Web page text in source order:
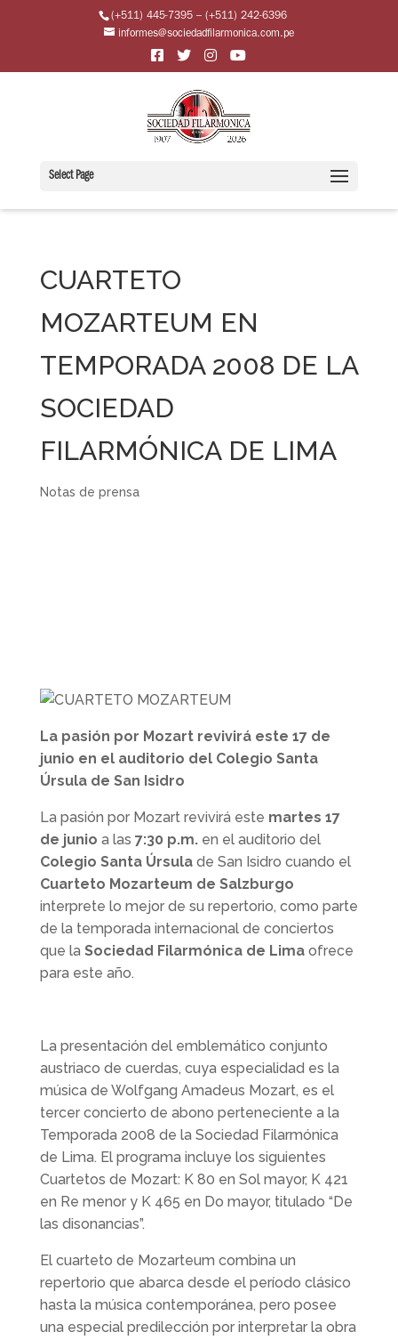
(+511) 445-7395 – (+511) 242-6396
informes@sociedadfilarmonica.com.pe
Select Page
CUARTETO
MOZARTEUM EN
TEMPORADA 2008 DE LA
SOCIEDAD
FILARMÓNICA DE LIMA
Notas de prensa
La pasión por Mozart revivirá este 17 de
junio en el auditorio del Colegio Santa
Úrsula de San Isidro
La pasión por Mozart revivirá este martes 17
de junio a las 7:30 p.m.en el auditorio del
Colegio Santa Úrsulade San Isidro cuando el
Cuarteto Mozarteum de Salzburgo
interprete lo mejor de su repertorio, como parte
de la temporada internacional de conciertos
que la Sociedad Filarmónica de Limaofrece
para este año.
La presentación del emblemático conjunto
austriaco de cuerdas, cuya especialidad es la
música de Wolfgang Amadeus Mozart, es el
tercer concierto de abono perteneciente a la
Temporada 2008 de la Sociedad Filarmónica
de Lima. El programa incluye los siguientes
Cuartetos de Mozart: K 80 en Sol mayor, K 421
en Re menor y K 465 en Do mayor, titulado “De
las disonancias”.
El cuarteto de Mozarteum combina un
repertorio que abarca desde el período clásico
hasta la música contemporánea, pero posee
una especial predilección por interpretar la obra